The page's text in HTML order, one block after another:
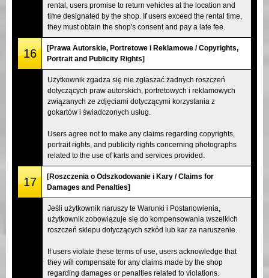
rental, users promise to return vehicles at the location and
time designated by the shop. If users exceed the rental time,
they must obtain the shop's consent and pay a late fee.
16
[Prawa Autorskie, Portretowe i Reklamowe / Copyrights,
Portrait and Publicity Rights]
Użytkownik zgadza się nie zgłaszać żadnych roszczeń
dotyczących praw autorskich, portretowych i reklamowych
związanych ze zdjęciami dotyczącymi korzystania z
gokartów i świadczonych usług.
Users agree not to make any claims regarding copyrights,
portrait rights, and publicity rights concerning photographs
related to the use of karts and services provided.
17
[Roszczenia o Odszkodowanie i Kary / Claims for
Damages and Penalties]
Jeśli użytkownik naruszy te Warunki i Postanowienia,
użytkownik zobowiązuje się do kompensowania wszelkich
roszczeń sklepu dotyczących szkód lub kar za naruszenie.
If users violate these terms of use, users acknowledge that
they will compensate for any claims made by the shop
regarding damages or penalties related to violations.